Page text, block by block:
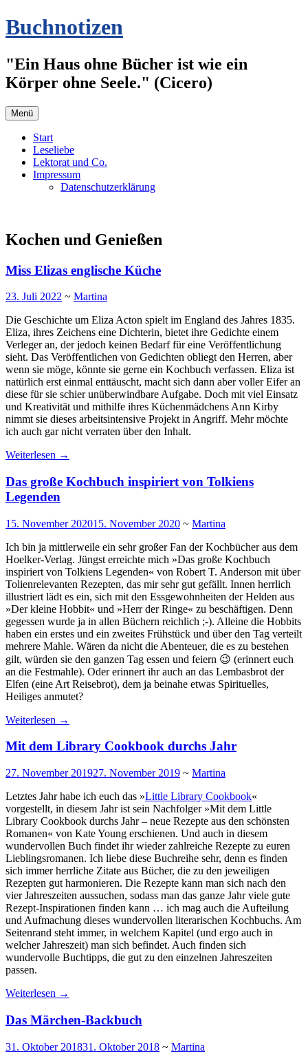
Zum
Inhalt
Buchnotizen
"Ein Haus ohne Bücher ist wie ein
Körper ohne Seele." (Cicero)
Menü
Start
Leseliebe
Lektorat und Co.
Impressum
Datenschutzerklärung
Kochen und Genießen
Miss Elizas englische Küche
23. Juli 2022 ~ Martina
Die Geschichte um Eliza Acton spielt im England des Jahres 1835.
Eliza, ihres Zeichens eine Dichterin, bietet ihre Gedichte einem
Verleger an, der jedoch keinen Bedarf für eine Veröffentlichung
sieht. Das Veröffentlichen von Gedichten obliegt den Herren, aber
wenn sie möge, könnte sie gerne ein Kochbuch verfassen. Eliza ist
natürlich erst einmal enttäuscht, macht sich dann aber voller Eifer an
diese für sie schier unüberwindbare Aufgabe. Doch mit viel Einsatz
und Kreativität und mithilfe ihres Küchenmädchens Ann Kirby
nimmt sie dieses arbeitsintensive Projekt in Angriff. Mehr möchte
ich auch gar nicht verraten über den Inhalt.
Weiterlesen →
Das große Kochbuch inspiriert von Tolkiens
Legenden
15. November 202015. November 2020 ~ Martina
Ich bin ja mittlerweile ein sehr großer Fan der Kochbücher aus dem
Hoelker-Verlag. Jüngst erreichte mich »Das große Kochbuch
inspiriert von Tolkiens Legenden« von Robert T. Anderson mit über
Tolienrelevanten Rezepten, das mir sehr gut gefällt. Innen herrlich
illustriert lädt es ein, sich mit den Essgewohnheiten der Helden aus
»Der kleine Hobbit« und »Herr der Ringe« zu beschäftigen. Denn
gegessen wurde ja in allen Büchern reichlich ;-). Alleine die Hobbits
haben ein erstes und ein zweites Frühstück und über den Tag verteilt
mehrere Mahle. Wären da nicht die Abenteuer, die es zu bestehen
gilt, würden sie den ganzen Tag essen und feiern 😉 (erinnert euch
an die Festmahle). Oder erinnert ihr auch an das Lembasbrot der
Elfen (eine Art Reisebrot), dem ja beinahe etwas Spirituelles,
Heiliges anmutet?
Weiterlesen →
Mit dem Library Cookbook durchs Jahr
27. November 201927. November 2019 ~ Martina
Letztes Jahr habe ich euch das »Little Library Cookbook«
vorgestellt, in diesem Jahr ist sein Nachfolger »Mit dem Little
Library Cookbook durchs Jahr – neue Rezepte aus den schönsten
Romanen« von Kate Young erschienen. Und auch in diesem
wundervollen Buch findet ihr wieder zahlreiche Rezepte zu euren
Lieblingsromanen. Ich liebe diese Buchreihe sehr, denn es finden
sich immer herrliche Zitate aus Bücher, die zu den jeweiligen
Rezepten gut harmonieren. Die Rezepte kann man sich nach den
vier Jahreszeiten aussuchen, sodass man das ganze Jahr viele gute
Rezept-Inspirationen finden kann … ich mag auch die Aufteilung
und Aufmachung dieses wundervollen literarischen Kochbuchs. Am
Seitenrand steht immer, in welchem Kapitel (und ergo auch in
welcher Jahreszeit) man sich befindet. Auch finden sich
wundervolle Buchtipps, die gut zu den einzelnen Jahreszeiten
passen.
Weiterlesen →
Das Märchen-Backbuch
31. Oktober 201831. Oktober 2018 ~ Martina